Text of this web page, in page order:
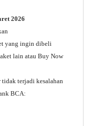
2026
yang ingin dibeli
lain atau Buy Now
tidak terjadi kesalahan
BCA: